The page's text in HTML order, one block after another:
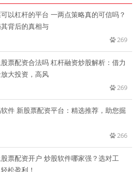
以杠杆的平台 一两点策略真的可信吗？
背后的真相与
269
票配资合法吗 杠杆融资炒股解析：借力
大投资，高风
269
件 新股票配资平台：精选推荐，助您掘
266
票配资开户 炒股软件哪家强？选对工
松盈利！